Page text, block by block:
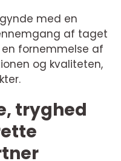
med en
af taget
fornemmelse af
og kvaliteten,
tryghed